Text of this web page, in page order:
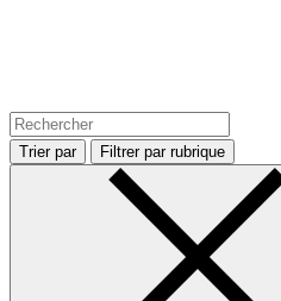
Trier par Filtrer par rubrique